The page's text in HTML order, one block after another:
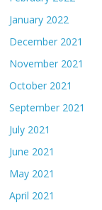
January 2022
December 2021
November 2021
October 2021
September 2021
July 2021
June 2021
May 2021
April 2021